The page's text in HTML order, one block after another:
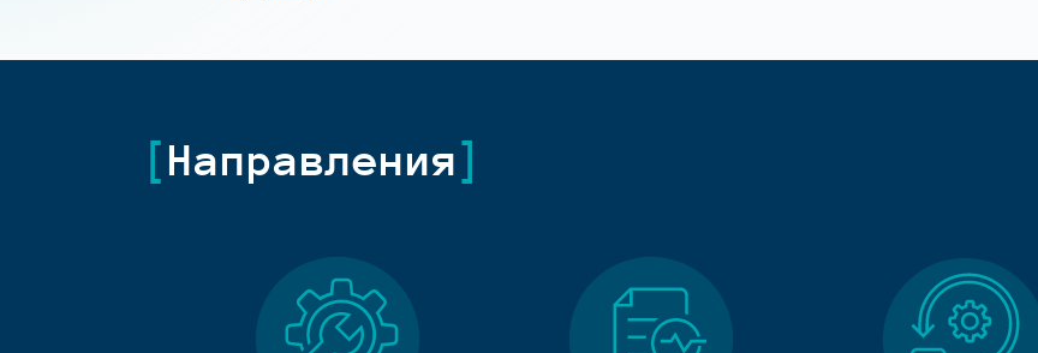
Направления